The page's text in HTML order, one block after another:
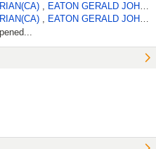
EATON GERALD JOHN DAVID
EATON GERALD JOHN DAVID